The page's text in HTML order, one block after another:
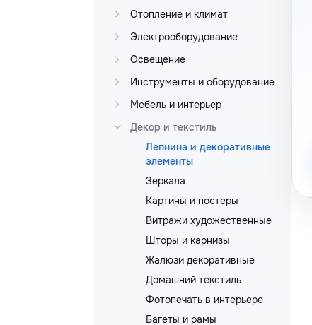
Отопление и климат
Электрооборудование
Освещение
Инструменты и оборудование
Мебель и интерьер
Декор и текстиль
Лепнина и декоративные
элементы
Зеркала
Картины и постеры
Витражи художественные
Шторы и карнизы
Жалюзи декоративные
Домашний текстиль
Фотопечать в интерьере
Багеты и рамы